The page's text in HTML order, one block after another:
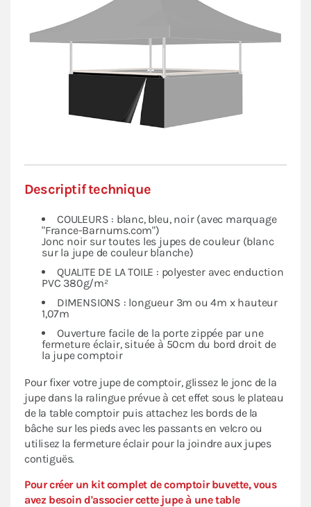
Descriptif technique
COULEURS : blanc, bleu, noir (avec marquage
"France-Barnums.com")
Jonc noir sur toutes les jupes de couleur (blanc
sur la jupe de couleur blanche)
QUALITE DE LA TOILE : polyester avec enduction
PVC 380g/m²
DIMENSIONS : longueur 3m ou 4m x hauteur
1,07m
Ouverture facile de la porte zippée par une
fermeture éclair, située à 50cm du bord droit de
la jupe comptoir
Pour fixer votre jupe de comptoir, glissez le jonc de la
jupe dans la ralingue prévue à cet effet sous le plateau
de la table comptoir puis attachez les bords de la
bâche sur les pieds avec les passants en velcro ou
utilisez la fermeture éclair pour la joindre aux jupes
contiguës.
Pour créer un kit complet de comptoir buvette, vous
avez besoin d'associer cette jupe à une table